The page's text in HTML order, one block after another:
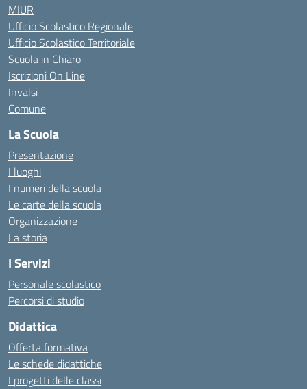
MIUR
Ufficio Scolastico Regionale
Ufficio Scolastico Territoriale
Scuola in Chiaro
Iscrizioni On Line
Invalsi
Comune
La Scuola
Presentazione
I luoghi
I numeri della scuola
Le carte della scuola
Organizzazione
La storia
I Servizi
Personale scolastico
Percorsi di studio
Didattica
Offerta formativa
Le schede didattiche
I progetti delle classi